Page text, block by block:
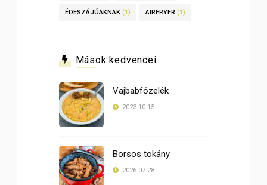
ÉDESZÁJÚAKNAK (1) AIRFRYER (1)
Mások kedvencei
Vajbabfőzelék
2023.10.15.
Borsos tokány
2026.07.28.